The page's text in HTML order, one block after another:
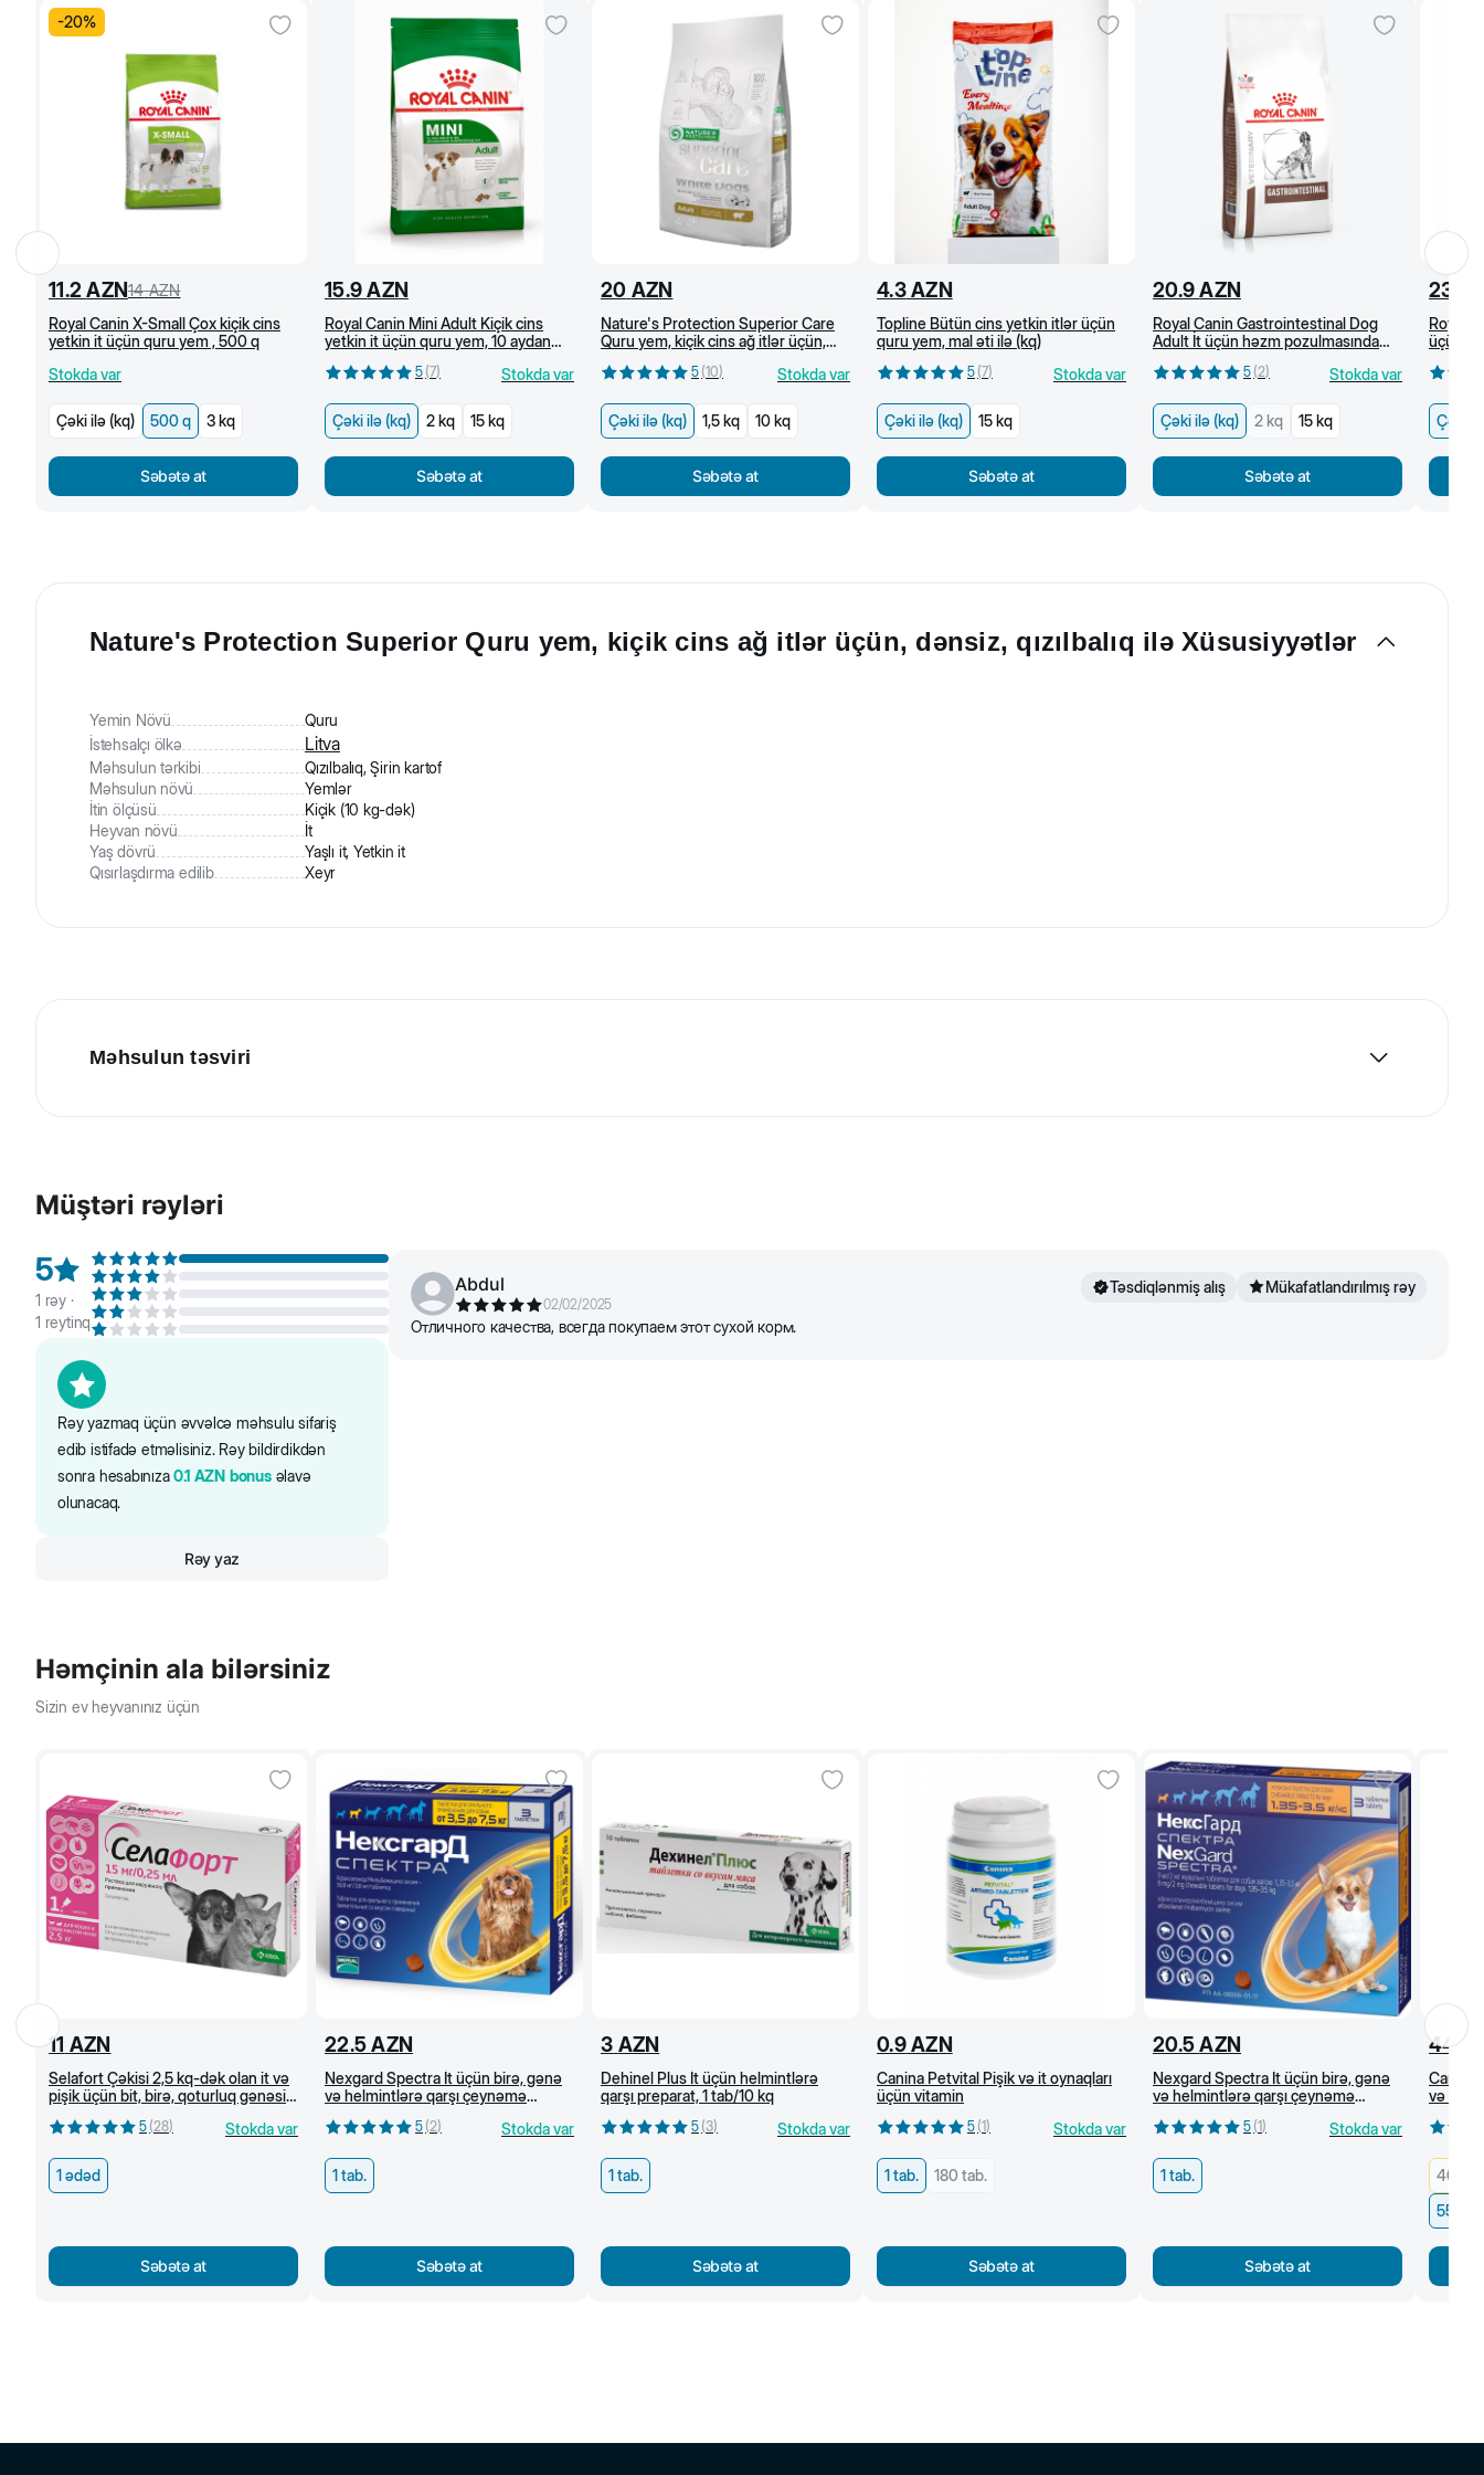
-20%
11.2 AZN14 AZN
Royal Canin X-Small Çox kiçik cins
yetkin it üçün quru yem , 500 q
Stokda var
Çəki ilə (kq) 500 q 3 kq
Səbətə at
15.9 AZN
Royal Canin Mini Adult Kiçik cins
yetkin it üçün quru yem, 10 aydan
5 (7) Stokda var
Çəki ilə (kq) 2 kq 15 kq
Səbətə at
20 AZN
Nature's Protection Superior Care
Quru yem, kiçik cins ağ itlər üçün,
5 (10) Stokda var
Çəki ilə (kq) 1,5 kq 10 kq
Səbətə at
4.3 AZN
Topline Bütün cins yetkin itlər üçün
quru yem, mal əti ilə (kq)
5 (7) Stokda var
Çəki ilə (kq) 15 kq
Səbətə at
20.9 AZN
Royal Canin Gastrointestinal Dog
Adult İt üçün həzm pozulmasında
5 (2) Stokda var
Çəki ilə (kq) 2 kq 15 kq
Səbətə at
23
Royal
üçün
Çəki
Nature's Protection Superior Quru yem, kiçik cins ağ itlər üçün, dənsiz, qızılbalıq ilə Xüsusiyyətlər
Yemin Növü
Quru
İstehsalçı ölkə
Litva
Məhsulun tərkibi
Qızılbalıq, Şirin kartof
Məhsulun növü
Yemlər
İtin ölçüsü
Kiçik (10 kg-dək)
Heyvan növü
İt
Yaş dövrü
Yaşlı it, Yetkin it
Qısırlaşdırma edilib
Xeyr
Məhsulun təsviri
Tərkibi: qızılbalıq - 24,5% (qurudulmuş və xırda doğranılmış), quru kartof, şirin kartof, quş yağı, noxud, şəkər çuğunduru lətisi, qızılbalıq yağı (min 1,5%), dikalsium fosfat, dinamik
Saytdakı maddələr və qida tərkibi barədə məlumat yalnız istinad üçündür. Bütün məhsul məlumatları birbaşa qablaşdırmada təqdim olunur.
Müştəri rəyləri
5
1 rəy ·
1 reytinq
Rəy yazmaq üçün əvvəlcə məhsulu sifariş
edib istifadə etməlisiniz. Rəy bildirdikdən
sonra hesabınıza0.1 AZN bonusəlavə
olunacaq.
Rəy yaz
Abdul
02/02/2025
Təsdiqlənmiş alış Mükafatlandırılmış rəy
Отличного качества, всегда покупаем этот сухой корм.
Həmçinin ala bilərsiniz
Sizin ev heyvanınız üçün
11 AZN
Selafort Çəkisi 2,5 kq-dək olan it və
pişik üçün bit, birə, qoturluq gənəsi
5 (28) Stokda var
1 ədəd
Səbətə at
22.5 AZN
Nexgard Spectra İt üçün birə, gənə
və helmintlərə qarşı çeynəmə
5 (2) Stokda var
1 tab.
Səbətə at
3 AZN
Dehinel Plus İt üçün helmintlərə
qarşı preparat, 1 tab/10 kq
5 (3) Stokda var
1 tab.
Səbətə at
0.9 AZN
Canina Petvital Pişik və it oynaqları
üçün vitamin
5 (1) Stokda var
1 tab. 180 tab.
Səbətə at
20.5 AZN
Nexgard Spectra İt üçün birə, gənə
və helmintlərə qarşı çeynəmə
5 (1) Stokda var
1 tab.
Səbətə at
44
Canina
və tük
40 q/
55 q/